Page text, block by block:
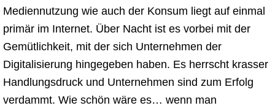
Mediennutzung wie auch der Konsum liegt auf einmal
primär im Internet. Über Nacht ist es vorbei mit der
Gemütlichkeit, mit der sich Unternehmen der
Digitalisierung hingegeben haben. Es herrscht krasser
Handlungsdruck und Unternehmen sind zum Erfolg
verdammt. Wie schön wäre es… wenn man